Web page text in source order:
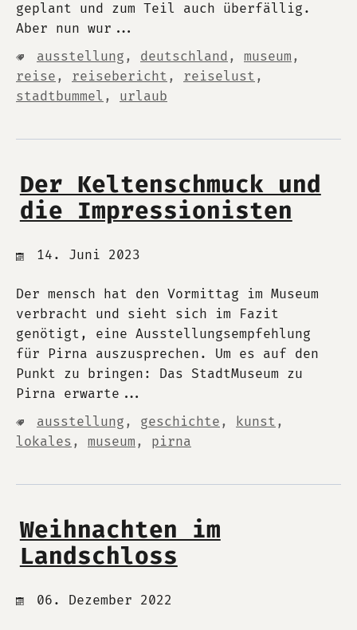
geplant und zum Teil auch überfällig.
Aber nun wur...
ausstellung , deutschland , museum ,
reise , reisebericht , reiselust ,
stadtbummel , urlaub
Der Keltenschmuck und
die Impressionisten
14. Juni 2023
Der mensch hat den Vormittag im Museum
verbracht und sieht sich im Fazit
genötigt, eine Ausstellungsempfehlung
für Pirna auszusprechen. Um es auf den
Punkt zu bringen: Das StadtMuseum zu
Pirna erwarte...
ausstellung , geschichte , kunst ,
lokales , museum , pirna
Weihnachten im
Landschloss
06. Dezember 2022